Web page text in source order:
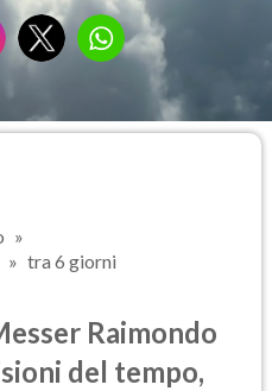
tra 6 giorni
Raimondo
del tempo,